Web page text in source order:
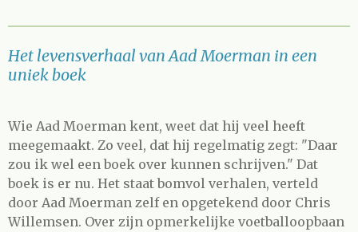
n
e
n
Het levensverhaal van Aad Moerman in een
uniek boek
Wie Aad Moerman kent, weet dat hij veel heeft
meegemaakt. Zo veel, dat hij regelmatig zegt: "Daar
zou ik wel een boek over kunnen schrijven." Dat
boek is er nu. Het staat bomvol verhalen, verteld
door Aad Moerman zelf en opgetekend door Chris
Willemsen. Over zijn opmerkelijke voetballoopbaan